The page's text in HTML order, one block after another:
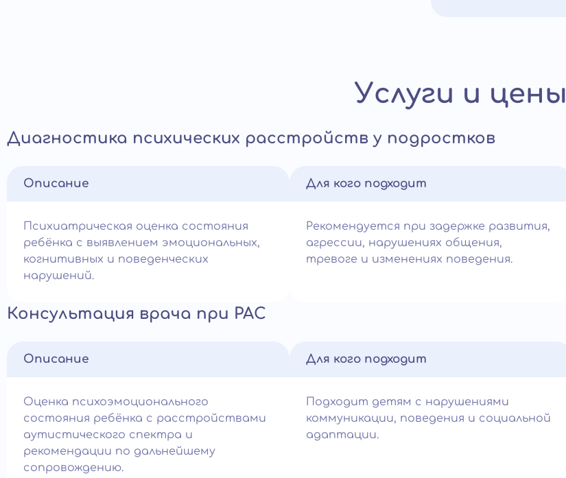
Услуги и цены
Диагностика психических расстройств у подростков
Описание
Психиатрическая оценка состояния
ребёнка с выявлением эмоциональных,
когнитивных и поведенческих
нарушений.
Для кого подходит
Рекомендуется при задержке развития,
агрессии, нарушениях общения,
тревоге и изменениях поведения.
Консультация врача при РАС
Описание
Оценка психоэмоционального
состояния ребёнка с расстройствами
аутистического спектра и
рекомендации по дальнейшему
сопровождению.
Для кого подходит
Подходит детям с нарушениями
коммуникации, поведения и социальной
адаптации.